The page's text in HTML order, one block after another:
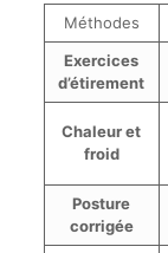
Méthodes
Exercices
d’étirement
Chaleur et
froid
Posture
corrigée